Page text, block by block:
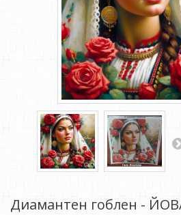
Диамантен гоблен -